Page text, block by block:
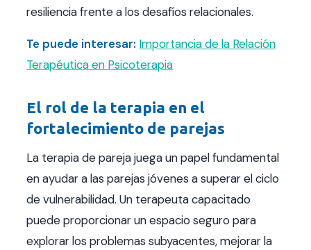
resiliencia frente a los desafíos relacionales.
Te puede interesar: Importancia de la Relación
Terapéutica en Psicoterapia
El rol de la terapia en el
fortalecimiento de parejas
La terapia de pareja juega un papel fundamental
en ayudar a las parejas jóvenes a superar el ciclo
de vulnerabilidad. Un terapeuta capacitado
puede proporcionar un espacio seguro para
explorar los problemas subyacentes, mejorar la